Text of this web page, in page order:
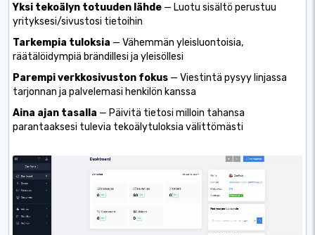
Yksi tekoälyn totuuden lähde — Luotu sisältö perustuu
yrityksesi/sivustosi tietoihin
Tarkempia tuloksia — Vähemmän yleisluontoisia,
räätälöidympiä brändillesi ja yleisöllesi
Parempi verkkosivuston fokus — Viestintä pysyy linjassa
tarjonnan ja palvelemasi henkilön kanssa
Aina ajan tasalla — Päivitä tietosi milloin tahansa
parantaaksesi tulevia tekoälytuloksia välittömästi